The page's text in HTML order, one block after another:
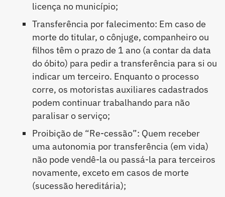
licença no município;
Transferência por falecimento: Em caso de
morte do titular, o cônjuge, companheiro ou
filhos têm o prazo de 1 ano (a contar da data
do óbito) para pedir a transferência para si ou
indicar um terceiro. Enquanto o processo
corre, os motoristas auxiliares cadastrados
podem continuar trabalhando para não
paralisar o serviço;
Proibição de “Re-cessão”: Quem receber
uma autonomia por transferência (em vida)
não pode vendê-la ou passá-la para terceiros
novamente, exceto em casos de morte
(sucessão hereditária);